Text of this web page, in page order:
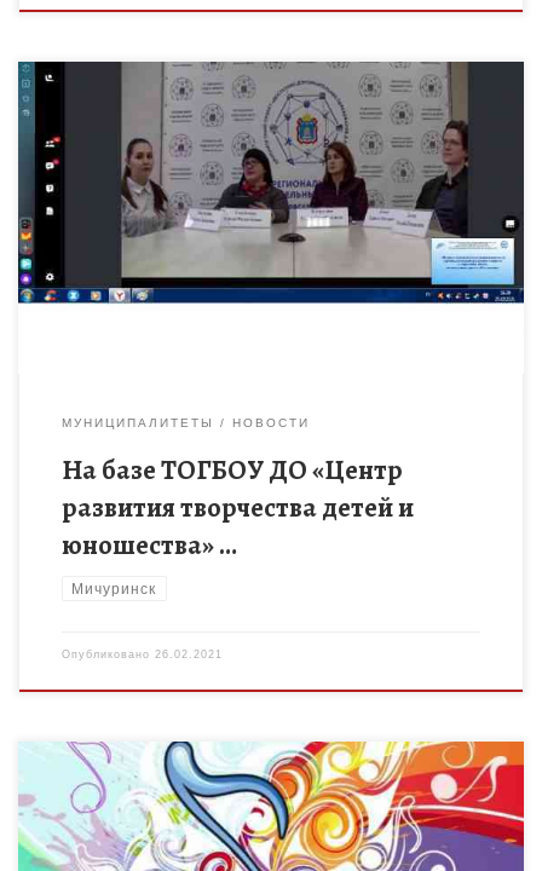
25.02.2021 в 16.30 на базе ТОГБОУ ДО «Центр развития
творчества детей и юношества» — Региональный модельный
центр дополнительного образования детей состоялось
информационно-просветительское мероприятие для
родителей, […]
МУНИЦИПАЛИТЕТЫ НОВОСТИ
На базе ТОГБОУ ДО «Центр
развития творчества детей и
юношества» …
Мичуринск
Опубликовано 26.02.2021
В МОЦ, МБОУ ДО «Центр детского творчества» г. Мичуринска